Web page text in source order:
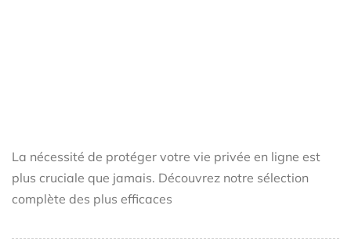
La nécessité de protéger votre vie privée en ligne est
plus cruciale que jamais. Découvrez notre sélection
complète des plus efficaces